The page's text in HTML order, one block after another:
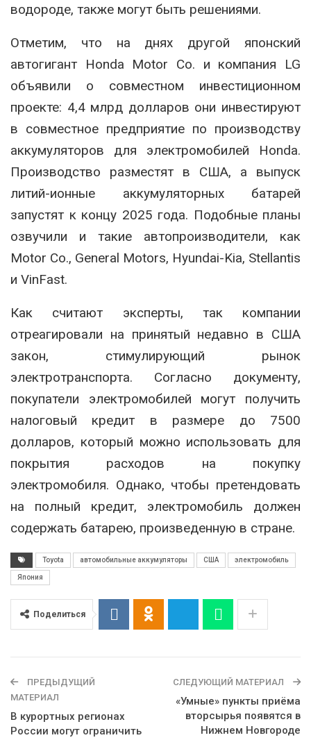
водороде, также могут быть решениями.
Отметим, что на днях другой японский
автогигант Honda Motor Co. и компания LG
объявили о совместном инвестиционном
проекте: 4,4 млрд долларов они инвестируют
в совместное предприятие по производству
аккумуляторов для электромобилей Honda.
Производство разместят в США, а выпуск
литий-ионные аккумуляторных батарей
запустят к концу 2025 года. Подобные планы
озвучили и такие автопроизводители, как
Motor Co., General Motors, Hyundai-Kia, Stellantis
и VinFast.
Как считают эксперты, так компании
отреагировали на принятый недавно в США
закон, стимулирующий рынок
электротранспорта. Согласно документу,
покупатели электромобилей могут получить
налоговый кредит в размере до 7500
долларов, который можно использовать для
покрытия расходов на покупку
электромобиля. Однако, чтобы претендовать
на полный кредит, электромобиль должен
содержать батарею, произведенную в стране.
Toyota автомобильные аккумуляторы США электромобиль
Япония
Поделиться
ПРЕДЫДУЩИЙ
МАТЕРИАЛ
В курортных регионах
России могут ограничить
СЛЕДУЮЩИЙ МАТЕРИАЛ
«Умные» пункты приёма
вторсырья появятся в
Нижнем Новгороде